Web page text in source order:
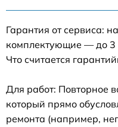
Гарантия от сервиса:
комплектующие — до 3
Что считается
Для работ: Повторное
который прямо
ремонта (например,